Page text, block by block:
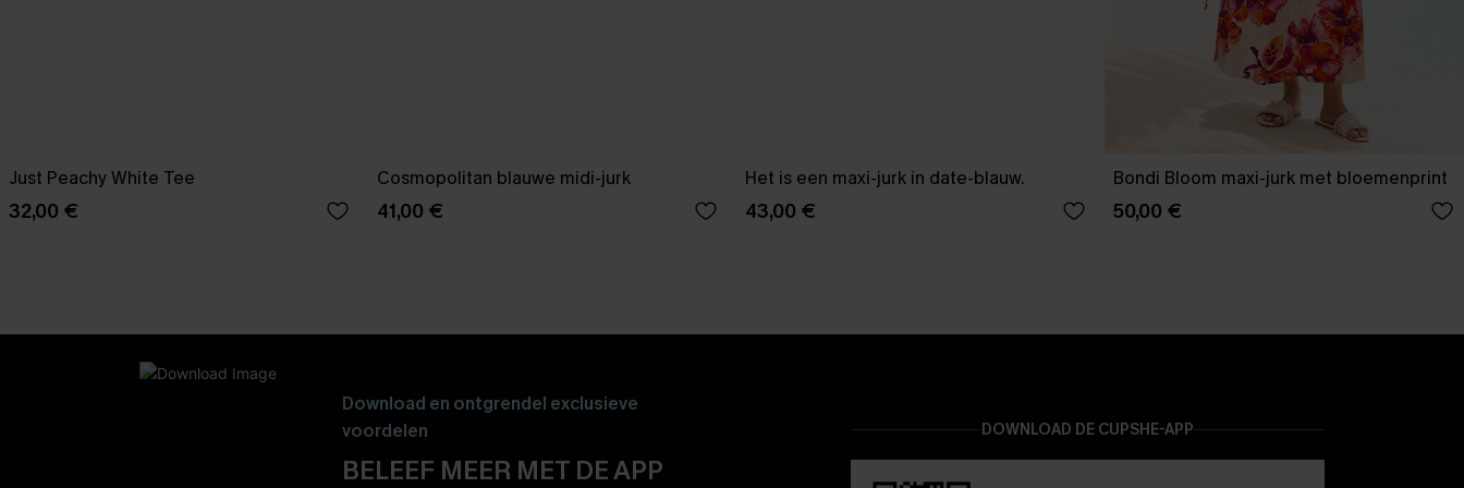
Just Peachy White Tee
32,00 €
Cosmopolitan blauwe midi-jurk
41,00 €
Het is een maxi-jurk in date-blauw.
43,00 €
Bondi Bloom maxi-jurk met bloemenprint
50,00 €
Download en ontgrendel exclusieve
voordelen
BELEEF MEER MET DE APP
DOWNLOAD DE CUPSHE-APP